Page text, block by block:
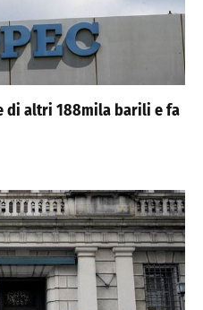
di altri 188mila barili e fa